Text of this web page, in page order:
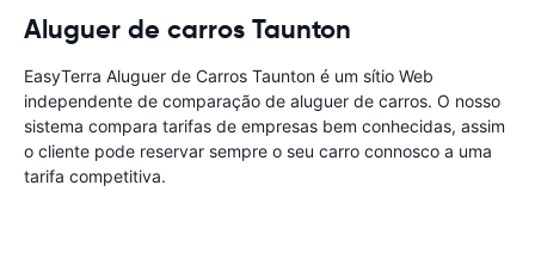
Aluguer de carros Taunton
EasyTerra Aluguer de Carros Taunton é um sítio Web
independente de comparação de aluguer de carros. O nosso
sistema compara tarifas de empresas bem conhecidas, assim
o cliente pode reservar sempre o seu carro connosco a uma
tarifa competitiva.